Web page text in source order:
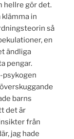
hellre gör det.
in
så
en
ändliga
pengar.
psykogen
barns
det är
från
jag hade